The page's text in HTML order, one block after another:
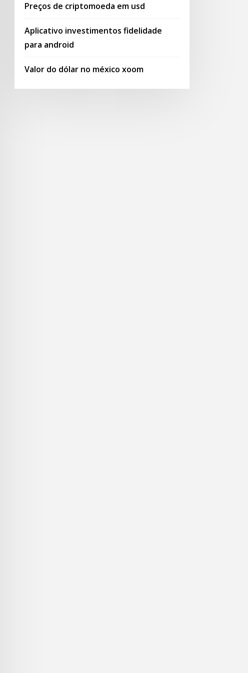
Preços de criptomoeda em usd
Aplicativo investimentos fidelidade
para android
Valor do dólar no méxico xoom